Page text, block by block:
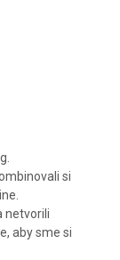
si
netvorili
aby sme si